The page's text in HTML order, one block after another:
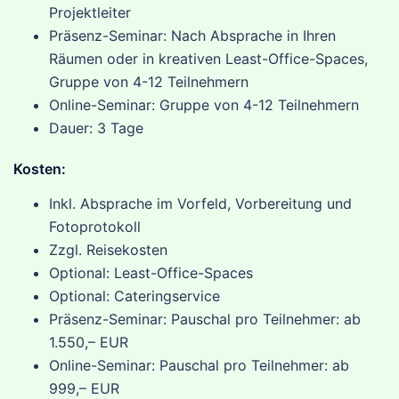
Projektleiter
Präsenz-Seminar: Nach Absprache in Ihren
Räumen oder in kreativen Least-Office-Spaces,
Gruppe von 4-12 Teilnehmern
Online-Seminar: Gruppe von 4-12 Teilnehmern
Dauer: 3 Tage
Kosten:
Inkl. Absprache im Vorfeld, Vorbereitung und
Fotoprotokoll
Zzgl. Reisekosten
Optional: Least-Office-Spaces
Optional: Cateringservice
Präsenz-Seminar: Pauschal pro Teilnehmer: ab
1.550,– EUR
Online-Seminar: Pauschal pro Teilnehmer: ab
999,– EUR